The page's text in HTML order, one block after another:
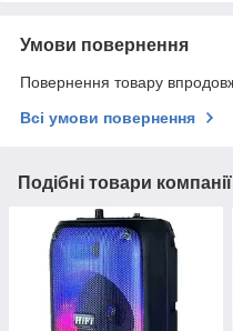
Умови повернення
Повернення товару
Всі умови повернення
Подібні товари компанії